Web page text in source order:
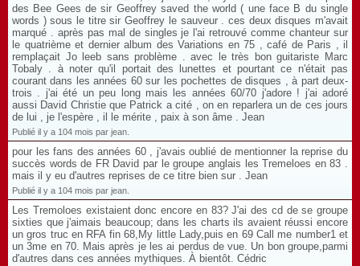
des Bee Gees de sir Geoffrey saved the world ( une face B du single
words ) sous le titre sir Geoffrey le sauveur . ces deux disques m'avait
marqué . après pas mal de singles je l'ai retrouvé comme chanteur sur
le quatrième et dernier album des Variations en 75 , café de Paris , il
remplaçait Jo leeb sans problème . avec le très bon guitariste Marc
Tobaly . à noter qu'il portait des lunettes et pourtant ce n'était pas
courant dans les années 60 sur les pochettes de disques , à part deux-
trois . j'ai été un peu long mais les années 60/70 j'adore ! j'ai adoré
aussi David Christie que Patrick a cité , on en reparlera un de ces jours
de lui , je l'espère , il le mérite , paix à son âme . Jean
Publié il y a 104 mois par jean.
pour les fans des années 60 , j'avais oublié de mentionner la reprise du
succès words de FR David par le groupe anglais les Tremeloes en 83 .
mais il y eu d'autres reprises de ce titre bien sur . Jean
Publié il y a 104 mois par jean.
Les Tremoloes existaient donc encore en 83? J'ai des cd de se groupe
sixties que j'aimais beaucoup; dans les charts ils avaient réussi encore
un gros truc en RFA fin 68,My little Lady,puis en 69 Call me number1 et
un 3me en 70. Mais après je les ai perdus de vue. Un bon groupe,parmi
d'autres dans ces années mythiques. À bientôt. Cédric